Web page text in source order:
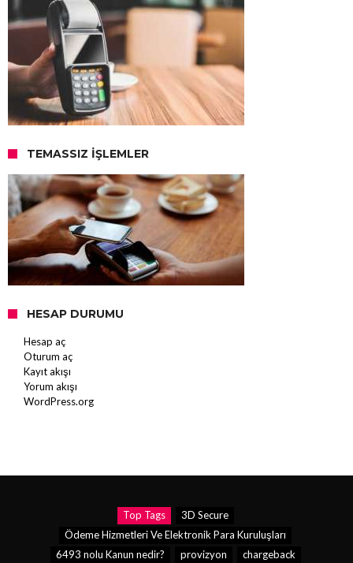
TEMASSIZ İŞLEMLER
HESAP DURUMU
Hesap aç
Oturum aç
Kayıt akışı
Yorum akışı
WordPress.org
Top Tags
3D Secure
Ödeme Hizmetleri Ve Elektronik Para Kuruluşları
6493 nolu Kanun nedir?
provizyon chargeback